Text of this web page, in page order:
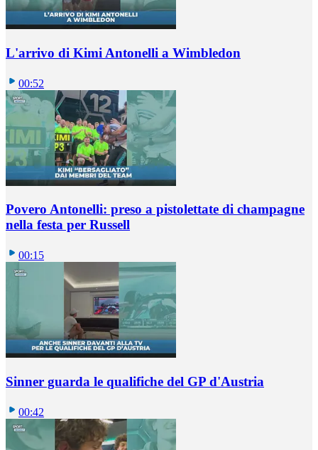
L'arrivo di Kimi Antonelli a Wimbledon
00:52
Povero Antonelli: preso a pistolettate di champagne
nella festa per Russell
00:15
Sinner guarda le qualifiche del GP d'Austria
00:42